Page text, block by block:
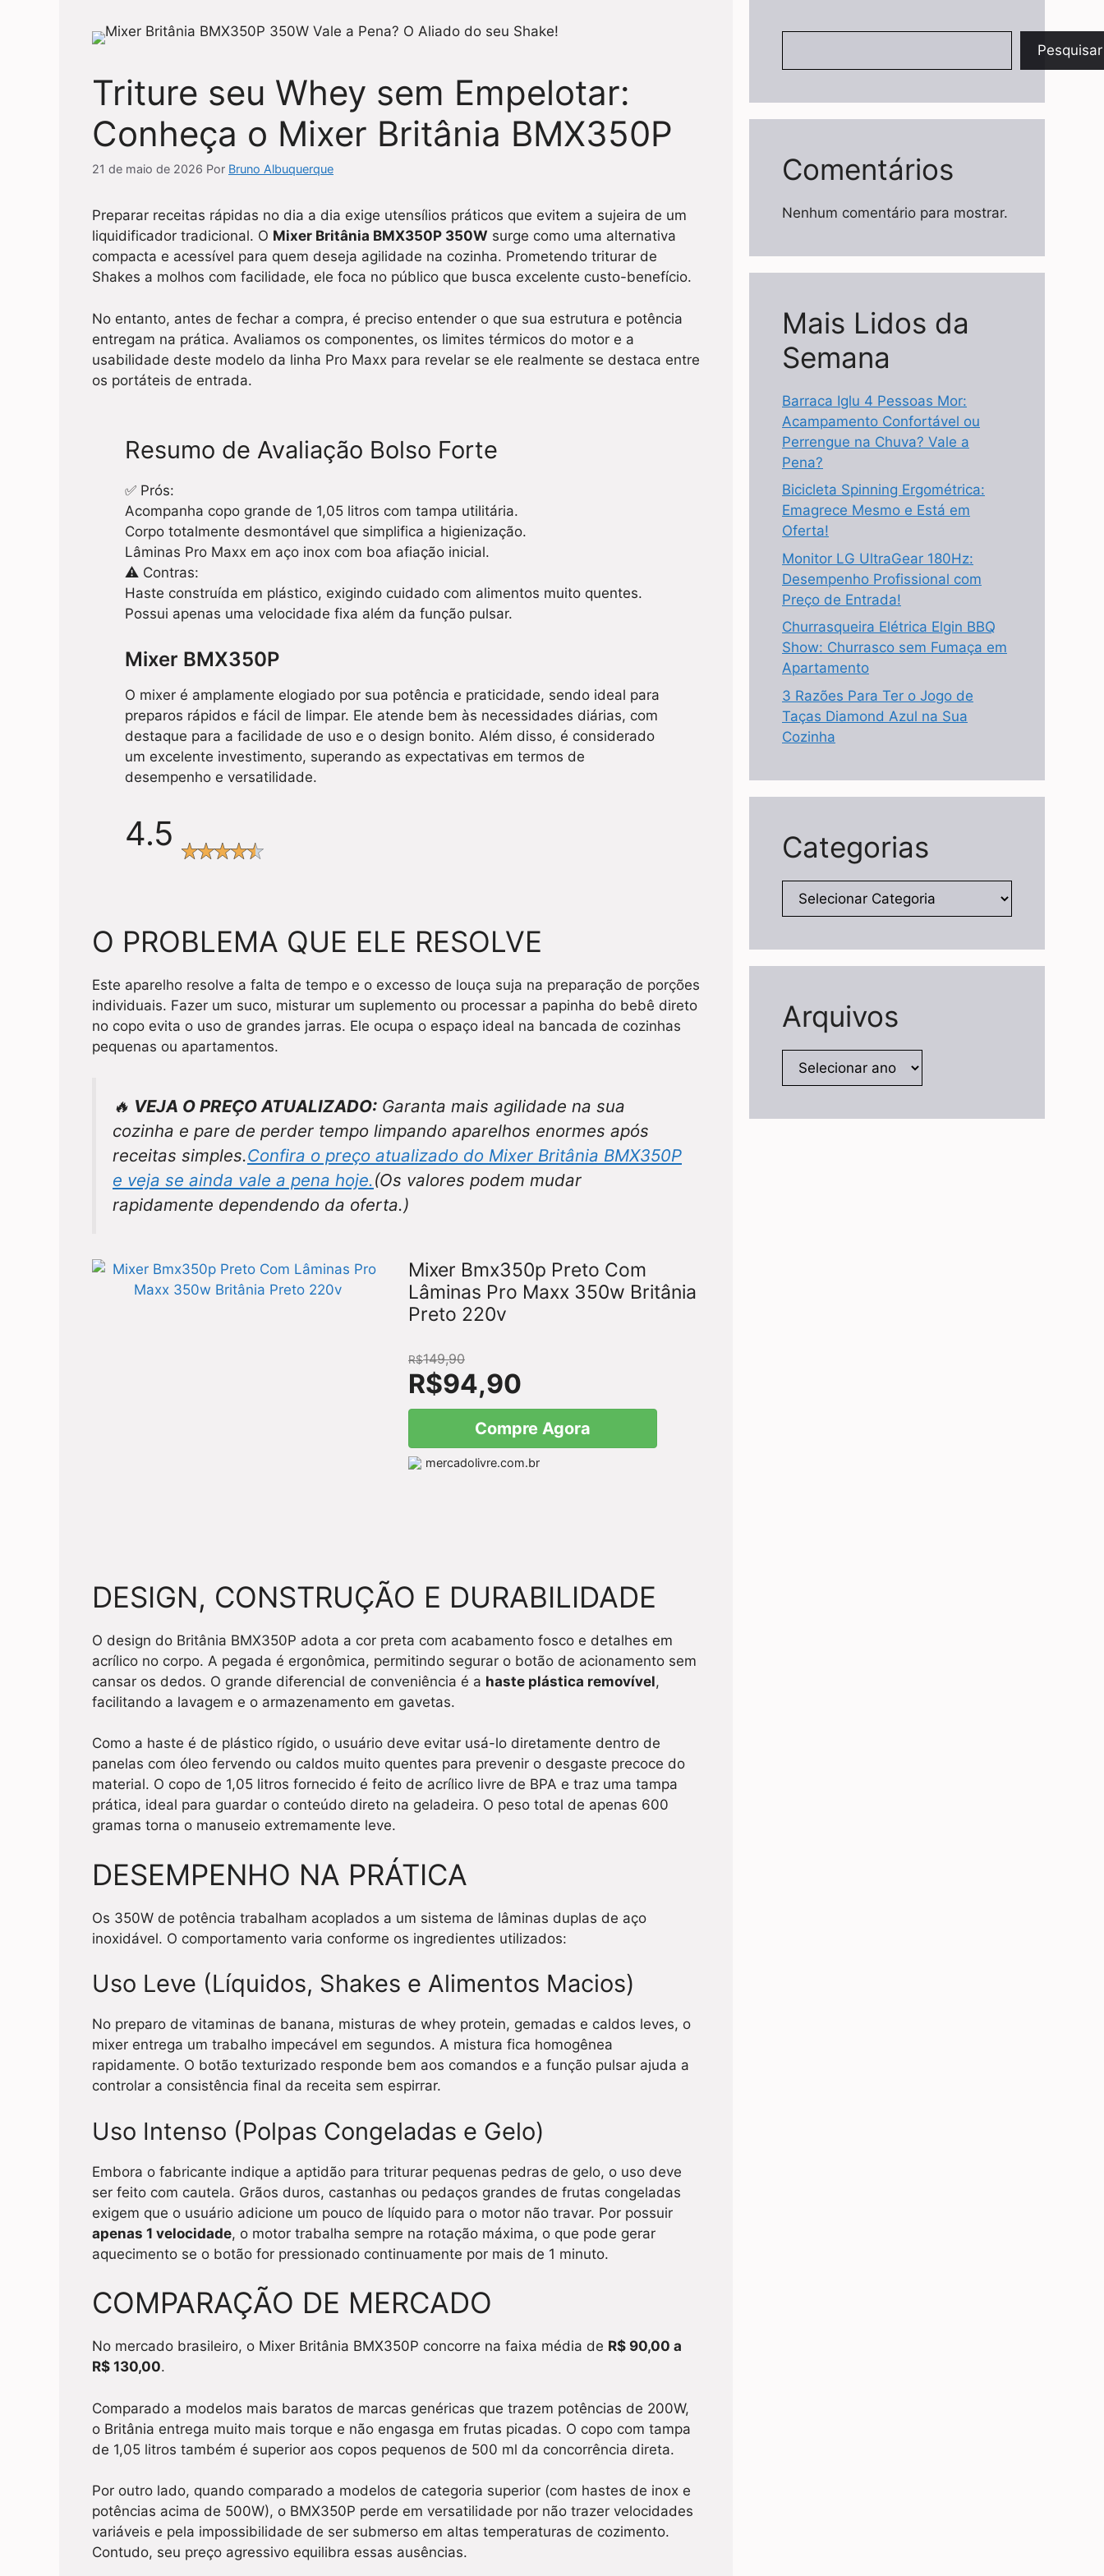
Triture seu Whey sem Empelotar:
Conheça o Mixer Britânia BMX350P
21 de maio de 2026 Por Bruno Albuquerque
Preparar receitas rápidas no dia a dia exige utensílios práticos que evitem a sujeira de um
liquidificador tradicional. O Mixer Britânia BMX350P 350W surge como uma alternativa
compacta e acessível para quem deseja agilidade na cozinha. Prometendo triturar de
Shakes a molhos com facilidade, ele foca no público que busca excelente custo-benefício.
No entanto, antes de fechar a compra, é preciso entender o que sua estrutura e potência
entregam na prática. Avaliamos os componentes, os limites térmicos do motor e a
usabilidade deste modelo da linha Pro Maxx para revelar se ele realmente se destaca entre
os portáteis de entrada.
Resumo de Avaliação Bolso Forte
✅ Prós:
Acompanha copo grande de 1,05 litros com tampa utilitária.
Corpo totalmente desmontável que simplifica a higienização.
Lâminas Pro Maxx em aço inox com boa afiação inicial.
⚠️ Contras:
Haste construída em plástico, exigindo cuidado com alimentos muito quentes.
Possui apenas uma velocidade fixa além da função pulsar.
Mixer BMX350P
O mixer é amplamente elogiado por sua potência e praticidade, sendo ideal para
preparos rápidos e fácil de limpar. Ele atende bem às necessidades diárias, com
destaque para a facilidade de uso e o design bonito. Além disso, é considerado
um excelente investimento, superando as expectativas em termos de
desempenho e versatilidade.
4.5
O PROBLEMA QUE ELE RESOLVE
Este aparelho resolve a falta de tempo e o excesso de louça suja na preparação de porções
individuais. Fazer um suco, misturar um suplemento ou processar a papinha do bebê direto
no copo evita o uso de grandes jarras. Ele ocupa o espaço ideal na bancada de cozinhas
pequenas ou apartamentos.
🔥 VEJA O PREÇO ATUALIZADO: Garanta mais agilidade na sua
cozinha e pare de perder tempo limpando aparelhos enormes após
receitas simples.Confira o preço atualizado do Mixer Britânia BMX350P
e veja se ainda vale a pena hoje.(Os valores podem mudar
rapidamente dependendo da oferta.)
Mixer Bmx350p Preto Com
Lâminas Pro Maxx 350w Britânia
Preto 220v
R$149,90
R$94,90
Compre Agora
mercadolivre.com.br
DESIGN, CONSTRUÇÃO E DURABILIDADE
O design do Britânia BMX350P adota a cor preta com acabamento fosco e detalhes em
acrílico no corpo. A pegada é ergonômica, permitindo segurar o botão de acionamento sem
cansar os dedos. O grande diferencial de conveniência é a haste plástica removível,
facilitando a lavagem e o armazenamento em gavetas.
Como a haste é de plástico rígido, o usuário deve evitar usá-lo diretamente dentro de
panelas com óleo fervendo ou caldos muito quentes para prevenir o desgaste precoce do
material. O copo de 1,05 litros fornecido é feito de acrílico livre de BPA e traz uma tampa
prática, ideal para guardar o conteúdo direto na geladeira. O peso total de apenas 600
gramas torna o manuseio extremamente leve.
DESEMPENHO NA PRÁTICA
Os 350W de potência trabalham acoplados a um sistema de lâminas duplas de aço
inoxidável. O comportamento varia conforme os ingredientes utilizados:
Uso Leve (Líquidos, Shakes e Alimentos Macios)
No preparo de vitaminas de banana, misturas de whey protein, gemadas e caldos leves, o
mixer entrega um trabalho impecável em segundos. A mistura fica homogênea
rapidamente. O botão texturizado responde bem aos comandos e a função pulsar ajuda a
controlar a consistência final da receita sem espirrar.
Uso Intenso (Polpas Congeladas e Gelo)
Embora o fabricante indique a aptidão para triturar pequenas pedras de gelo, o uso deve
ser feito com cautela. Grãos duros, castanhas ou pedaços grandes de frutas congeladas
exigem que o usuário adicione um pouco de líquido para o motor não travar. Por possuir
apenas 1 velocidade, o motor trabalha sempre na rotação máxima, o que pode gerar
aquecimento se o botão for pressionado continuamente por mais de 1 minuto.
COMPARAÇÃO DE MERCADO
No mercado brasileiro, o Mixer Britânia BMX350P concorre na faixa média de R$ 90,00 a
R$ 130,00.
Comparado a modelos mais baratos de marcas genéricas que trazem potências de 200W,
o Britânia entrega muito mais torque e não engasga em frutas picadas. O copo com tampa
de 1,05 litros também é superior aos copos pequenos de 500 ml da concorrência direta.
Por outro lado, quando comparado a modelos de categoria superior (com hastes de inox e
potências acima de 500W), o BMX350P perde em versatilidade por não trazer velocidades
variáveis e pela impossibilidade de ser submerso em altas temperaturas de cozimento.
Contudo, seu preço agressivo equilibra essas ausências.
Pesquisar
Comentários
Nenhum comentário para mostrar.
Mais Lidos da
Semana
Barraca Iglu 4 Pessoas Mor:
Acampamento Confortável ou
Perrengue na Chuva? Vale a
Pena?
Bicicleta Spinning Ergométrica:
Emagrece Mesmo e Está em
Oferta!
Monitor LG UltraGear 180Hz:
Desempenho Profissional com
Preço de Entrada!
Churrasqueira Elétrica Elgin BBQ
Show: Churrasco sem Fumaça em
Apartamento
3 Razões Para Ter o Jogo de
Taças Diamond Azul na Sua
Cozinha
Categorias
Categorias
Arquivos
Arquivos